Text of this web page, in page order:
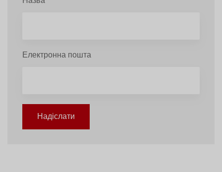
Електронна пошта
Надіслати